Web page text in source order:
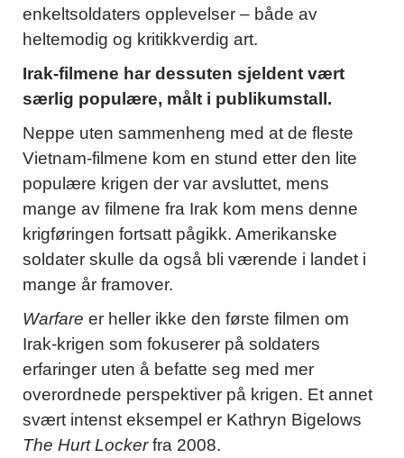
enkeltsoldaters opplevelser – både av
heltemodig og kritikkverdig art.
Irak-filmene har dessuten sjeldent vært
særlig populære, målt i publikumstall.
Neppe uten sammenheng med at de fleste
Vietnam-filmene kom en stund etter den lite
populære krigen der var avsluttet, mens
mange av filmene fra Irak kom mens denne
krigføringen fortsatt pågikk. Amerikanske
soldater skulle da også bli værende i landet i
mange år framover.
Warfare er heller ikke den første filmen om
Irak-krigen som fokuserer på soldaters
erfaringer uten å befatte seg med mer
overordnede perspektiver på krigen. Et annet
svært intenst eksempel er Kathryn Bigelows
The Hurt Lockerfra 2008.